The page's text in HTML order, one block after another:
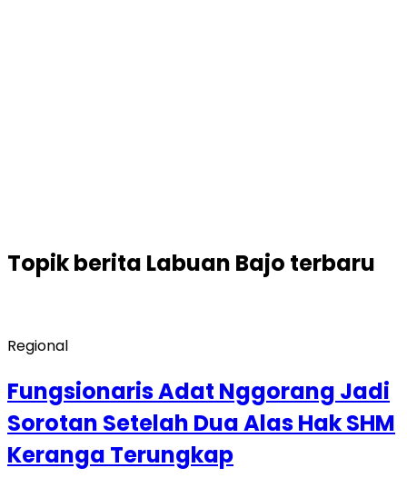
Topikberita Labuan Bajo terbaru
Regional
Fungsionaris Adat Nggorang Jadi
Sorotan Setelah Dua Alas Hak SHM
Keranga Terungkap